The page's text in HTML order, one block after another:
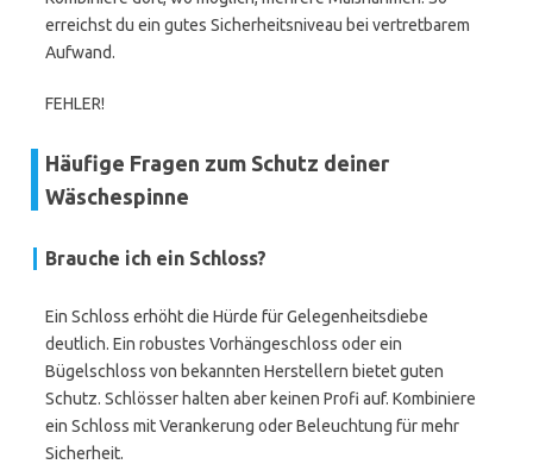
erreichst du ein gutes Sicherheitsniveau bei vertretbarem
Aufwand.
FEHLER!
Häufige Fragen zum Schutz deiner
Wäschespinne
Brauche ich ein Schloss?
Ein Schloss erhöht die Hürde für Gelegenheitsdiebe
deutlich. Ein robustes Vorhängeschloss oder ein
Bügelschloss von bekannten Herstellern bietet guten
Schutz. Schlösser halten aber keinen Profi auf. Kombiniere
ein Schloss mit Verankerung oder Beleuchtung für mehr
Sicherheit.